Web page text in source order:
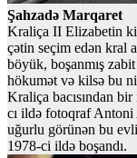
Şahzadə Marqaret
Kraliça II Elizabetin
çətin seçim edən kral
böyük, boşanmış
hökumət və kilsə bu
Kraliça bacısından
cı ildə fotoqraf
uğurlu görünən bu
1978-ci ildə boşandı.